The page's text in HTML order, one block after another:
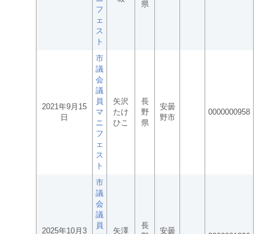
フ
ェ
ス
ト
県
2021年9月15
日
市
議
会
議
員
マ
ニ
フ
ェ
ス
ト
矢沢
たけ
ひこ
長
野
県
安曇
野市
0000000958
2025年10月3
市
議
会
議
員
矢澤
長
安曇